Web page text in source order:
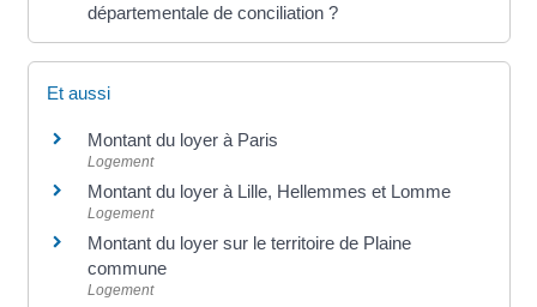
départementale de conciliation ?
Et aussi
Montant du loyer à Paris
Logement
Montant du loyer à Lille, Hellemmes et Lomme
Logement
Montant du loyer sur le territoire de Plaine
commune
Logement